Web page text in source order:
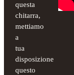
questa
chitarra,
mettiamo
a
tua
disposizione
questo